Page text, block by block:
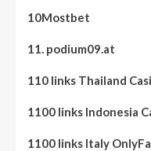
10Mostbet
11. podium09.at
110 links Thailand
1100 links Indonesia
1100 links Italy